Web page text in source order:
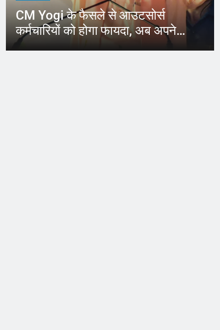
CM Yogi के फैसले से आउटसोर्स
कर्मचारियों को होगा फायदा, अब अपने
जिले में कर सकेंगे काम